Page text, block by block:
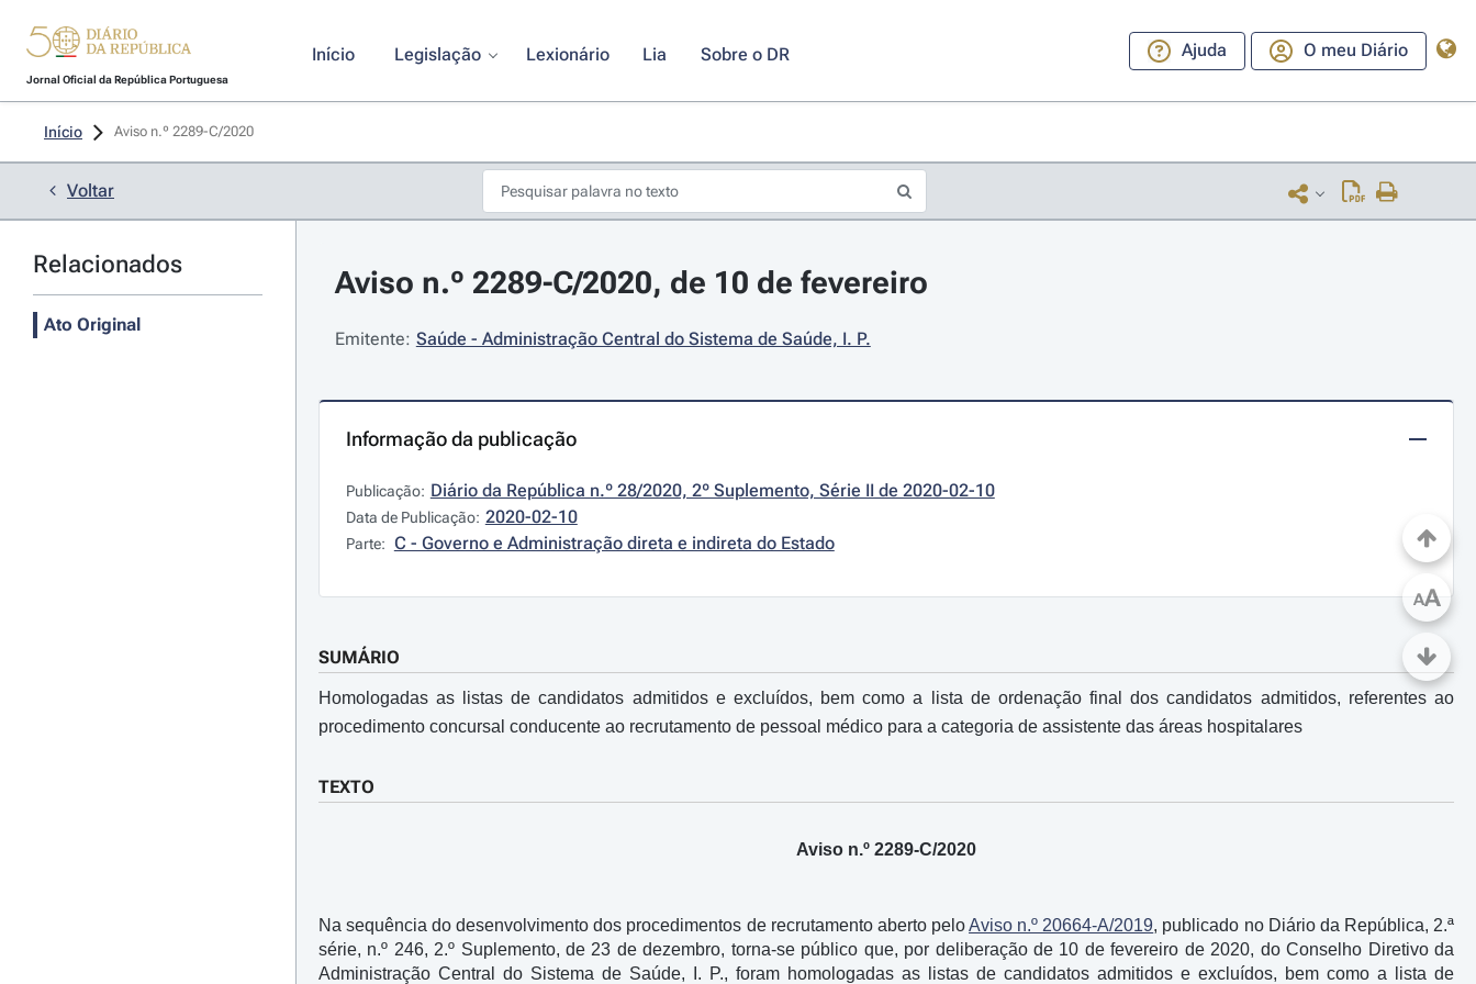
Jornal Oficial da República Portuguesa
Início Legislação Lexionário Lia Sobre o DR Ajuda O meu Diário
Início Aviso n.º 2289-C/2020
Voltar
Relacionados
Ato Original
Aviso n.º 2289-C/2020, de 10 de fevereiro
Emitente: Saúde - Administração Central do Sistema de Saúde, I. P.
Informação da publicação
Publicação: Diário da República n.º 28/2020, 2º Suplemento, Série II de 2020-02-10
Data de Publicação: 2020-02-10
Parte: C - Governo e Administração direta e indireta do Estado
SUMÁRIO
Homologadas as listas de candidatos admitidos e excluídos, bem como a lista de ordenação final dos candidatos admitidos, referentes ao
procedimento concursal conducente ao recrutamento de pessoal médico para a categoria de assistente das áreas hospitalares
TEXTO
Aviso n.º 2289-C/2020
Na sequência do desenvolvimento dos procedimentos de recrutamento aberto peloAviso n.º 20664-A/2019, publicado no Diário da República, 2.ª
série, n.º 246, 2.º Suplemento, de 23 de dezembro, torna-se público que, por deliberação de 10 de fevereiro de 2020, do Conselho Diretivo da
Administração Central do Sistema de Saúde, I. P., foram homologadas as listas de candidatos admitidos e excluídos, bem como a lista de
AA